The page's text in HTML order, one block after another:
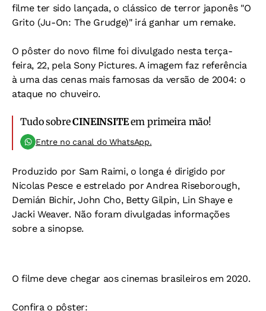
filme ter sido lançada, o clássico de terror japonês "O
Grito (Ju-On: The Grudge)" irá ganhar um remake.
O pôster do novo filme foi divulgado nesta terça-
feira, 22, pela Sony Pictures. A imagem faz referência
à uma das cenas mais famosas da versão de 2004: o
ataque no chuveiro.
Tudo sobreCINEINSITEem primeira mão!
Entre no canal do WhatsApp.
Produzido por Sam Raimi, o longa é dirigido por
Nicolas Pesce e estrelado por Andrea Riseborough,
Demián Bichir, John Cho, Betty Gilpin, Lin Shaye e
Jacki Weaver. Não foram divulgadas informações
sobre a sinopse.
O filme deve chegar aos cinemas brasileiros em 2020.
Confira o pôster: